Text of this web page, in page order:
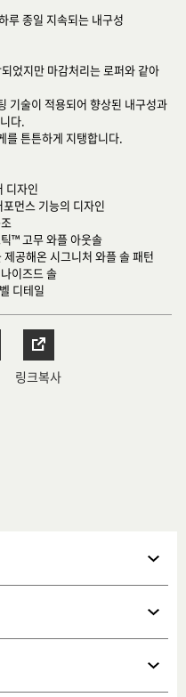
루 종일 지속되는 내구성
었지만 마감처리는 로퍼와 같아
기술이 적용되어 향상된 내구성과
다.
를 튼튼하게 지탱합니다.
디자인
먼스 기능의 디자인
™ 고무 와플 아웃솔
공해온 시그니처 와플 솔 패턴
이즈드 솔
디테일
링크복사